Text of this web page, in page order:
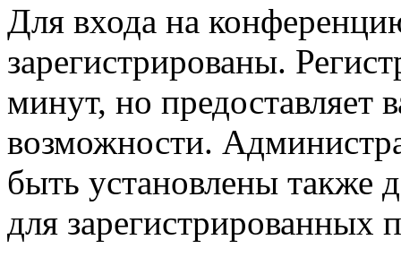
Для входа на
зарегистрированы.
минут, но предоставляет
возможности.
быть установлены также
для зарегистрированных